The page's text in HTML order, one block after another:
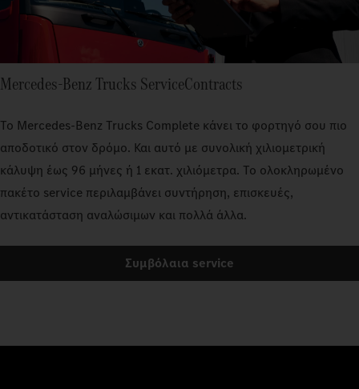
Mercedes‑Benz Trucks ServiceContracts
Το Mercedes‑Benz Trucks Complete κάνει το φορτηγό σου πιο
αποδοτικό στον δρόμο. Και αυτό με συνολική χιλιομετρική
κάλυψη έως 96 μήνες ή 1 εκατ. χιλιόμετρα. Το ολοκληρωμένο
πακέτο service περιλαμβάνει συντήρηση, επισκευές,
αντικατάσταση αναλώσιμων και πολλά άλλα.
Συμβόλαια service